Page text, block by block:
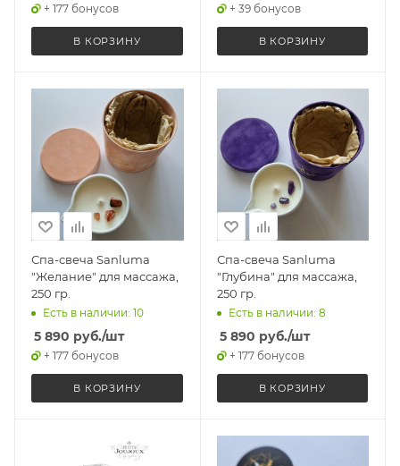
+ 177 бонусов
В КОРЗИНУ
+ 39 бонусов
В КОРЗИНУ
Спа-свеча Sanluma
"Желание" для массажа,
250 гр.
Есть в наличии: 10
5 890 руб./шт
+ 177 бонусов
В КОРЗИНУ
Спа-свеча Sanluma
"Глубина" для массажа,
250 гр.
Есть в наличии: 8
5 890 руб./шт
+ 177 бонусов
В КОРЗИНУ